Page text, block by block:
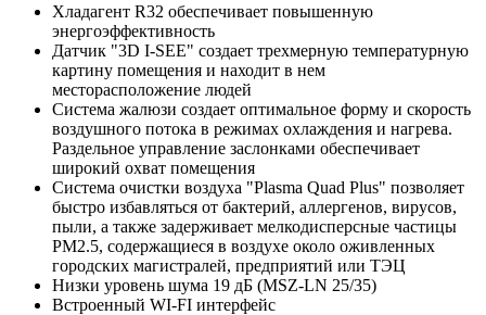
Хладагент R32 обеспечивает повышенную
энергоэффективность
Датчик "3D I-SEE" создает трехмерную температурную
картину помещения и находит в нем
месторасположение людей
Система жалюзи создает оптимальное форму и скорость
воздушного потока в режимах охлаждения и нагрева.
Раздельное управление заслонками обеспечивает
широкий охват помещения
Система очистки воздуха "Plasma Quad Plus" позволяет
быстро избавляться от бактерий, аллергенов, вирусов,
пыли, а также задерживает мелкодисперсные частицы
PM2.5, содержащиеся в воздухе около оживленных
городских магистралей, предприятий или ТЭЦ
Низки уровень шума 19 дБ (MSZ-LN 25/35)
Встроенный WI-FI интерфейс